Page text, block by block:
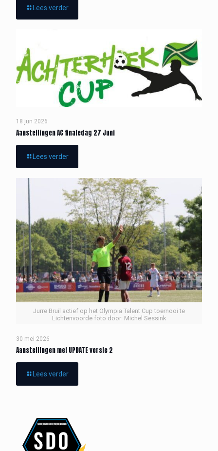
Lees verder
18 jun 2026
Aanstellingen AC finaledag 27 Juni
Lees verder
Jurre Bruil actief op het Olympia Talent Cup toernooi te
Lichtenvoorde foto door: Michel Sessink
30 mei 2026
Aanstellingen mei UPDATE versie 2
Lees verder